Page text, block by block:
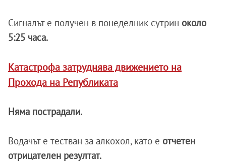
Сигналът е получен в понеделник сутрин около
5:25 часа.
Катастрофа затруднява движението на
Прохода на Републиката
Няма пострадали.
Водачът е тестван за алкохол, като е отчетен
отрицателен резултат.